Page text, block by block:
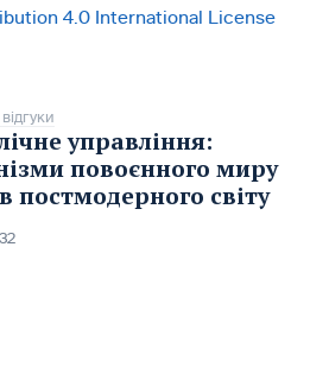
4.0 International License
управління:
повоєнного миру
постмодерного світу